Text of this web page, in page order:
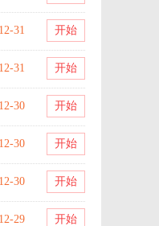
12-31 开始
12-31 开始
12-30 开始
12-30 开始
12-30 开始
12-29 开始